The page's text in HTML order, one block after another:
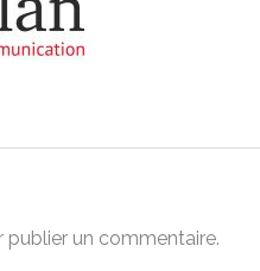
publier un commentaire.